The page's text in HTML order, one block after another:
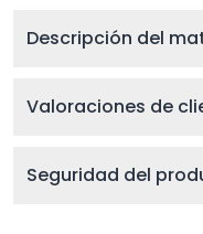
Descripción del
Valoraciones de
Seguridad del